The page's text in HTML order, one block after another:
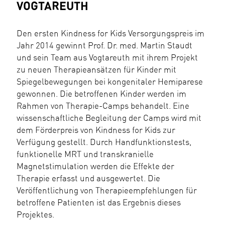
VOGTAREUTH
Den ersten Kindness for Kids Versorgungspreis im
Jahr 2014 gewinnt Prof. Dr. med. Martin Staudt
und sein Team aus Vogtareuth mit ihrem Projekt
zu neuen Therapieansätzen für Kinder mit
Spiegelbewegungen bei kongenitaler Hemiparese
gewonnen. Die betroffenen Kinder werden im
Rahmen von Therapie-Camps behandelt. Eine
wissenschaftliche Begleitung der Camps wird mit
dem Förderpreis von Kindness for Kids zur
Verfügung gestellt. Durch Handfunktionstests,
funktionelle MRT und transkranielle
Magnetstimulation werden die Effekte der
Therapie erfasst und ausgewertet. Die
Veröffentlichung von Therapieempfehlungen für
betroffene Patienten ist das Ergebnis dieses
Projektes.